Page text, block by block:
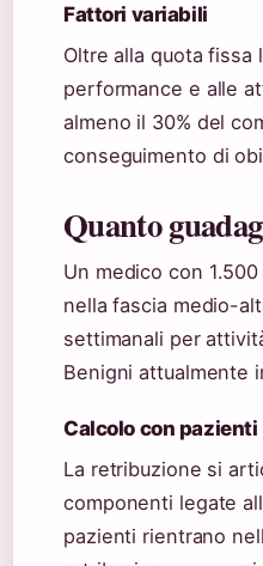
Fattori variabili
Oltre alla quota
performance e alle
almeno il 30% del
conseguimento di
Quanto
Un medico con
nella fascia medio-
settimanali per
Benigni attualmente
Calcolo con pazienti
La retribuzione si
componenti legate
pazienti rientrano